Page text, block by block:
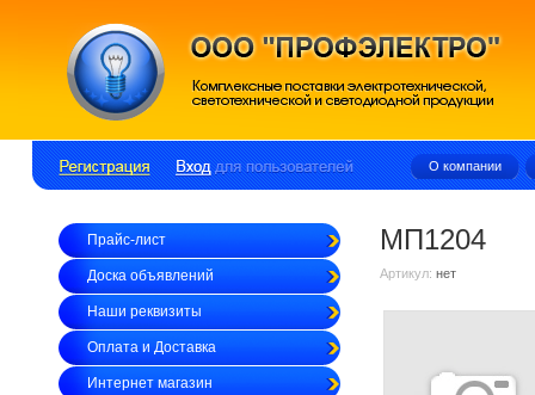
О компании
МП1204
Артикул: нет
Прайс-лист
Доска объявлений
Наши реквизиты
Оплата и Доставка
Интернет магазин